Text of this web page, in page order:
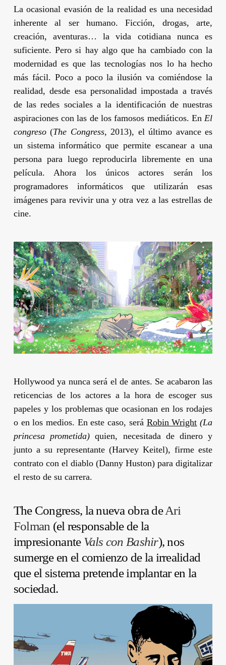
La ocasional evasión de la realidad es una necesidad
inherente al ser humano. Ficción, drogas, arte,
creación, aventuras… la vida cotidiana nunca es
suficiente. Pero si hay algo que ha cambiado con la
modernidad es que las tecnologías nos lo ha hecho
más fácil. Poco a poco la ilusión va comiéndose la
realidad, desde esa personalidad impostada a través
de las redes sociales a la identificación de nuestras
aspiraciones con las de los famosos mediáticos. En El
congreso (The Congress, 2013), el último avance es
un sistema informático que permite escanear a una
persona para luego reproducirla libremente en una
película. Ahora los únicos actores serán los
programadores informáticos que utilizarán esas
imágenes para revivir una y otra vez a las estrellas de
cine.
Hollywood ya nunca será el de antes. Se acabaron las
reticencias de los actores a la hora de escoger sus
papeles y los problemas que ocasionan en los rodajes
o en los medios. En este caso, será Robin Wright (La
princesa prometida) quien, necesitada de dinero y
junto a su representante(Harvey Keitel), firme este
contrato con el diablo(Danny Huston) para digitalizar
el resto de su carrera.
The Congress, la nueva obra deAri
Folman (el responsable de la
impresionante Vals con Bashir), nos
sumerge en el comienzo de la irrealidad
que el sistema pretende implantar en la
sociedad.